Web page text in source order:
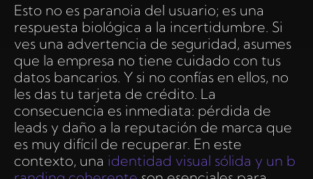
Esto no es paranoia del usuario; es una
respuesta biológica a la incertidumbre. Si
ves una advertencia de seguridad, asumes
que la empresa no tiene cuidado con tus
datos bancarios. Y si no confías en ellos, no
les das tu tarjeta de crédito. La
consecuencia es inmediata: pérdida de
leads y daño a la reputación de marca que
es muy difícil de recuperar. En este
contexto, una identidad visual sólida y un b